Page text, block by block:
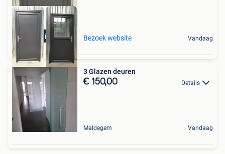
4filialen in BE-NL Bezoek website Vandaag
3 Glazen deuren
€ 150,00 Details
Maldegem Vandaag